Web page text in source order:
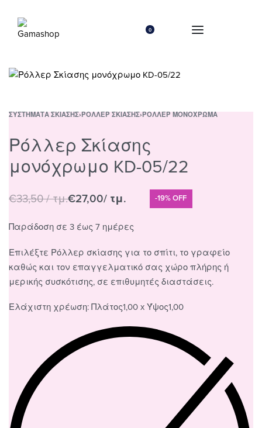
0
ΣΥΣΤΉΜΑΤΑ ΣΚΊΑΣΗΣ› ΡΌΛΛΕΡ ΣΚΊΑΣΗΣ› ΡΌΛΛΕΡ ΜΟΝΌΧΡΩΜΑ
Ρόλλερ Σκίασης
μονόχρωμο KD-05/22
€33,50/ τμ.€27,00/ τμ. -19% OFF
Παράδοση σε 3 έως 7 ημέρες
Επιλέξτε Ρόλλερ σκίασης για το σπίτι, το γραφείο
καθώς και τον επαγγελματικό σας χώρο πλήρης ή
μερικής συσκότισης, σε επιθυμητές διαστάσεις.
Ελάχιστη χρέωση: Πλάτος1,00 x Ύψος1,00